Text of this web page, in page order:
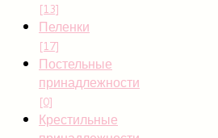
[13]
Пеленки
[17]
Постельные
принадлежности
[0]
Крестильные